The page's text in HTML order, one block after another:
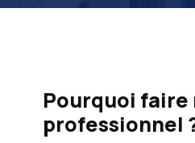
Pourquoi
professionnel